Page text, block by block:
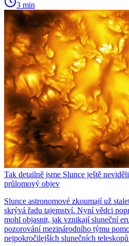
3 min
Tak detailně jsme Slunce ještě
průlomový objev
Slunce astronomové zkoumají už
skrývá řadu tajemství. Nyní vědci
mohl objasnit, jak vznikají sluneční
pozorování mezinárodního týmu
nejpokročilejších slunečních teleskopů